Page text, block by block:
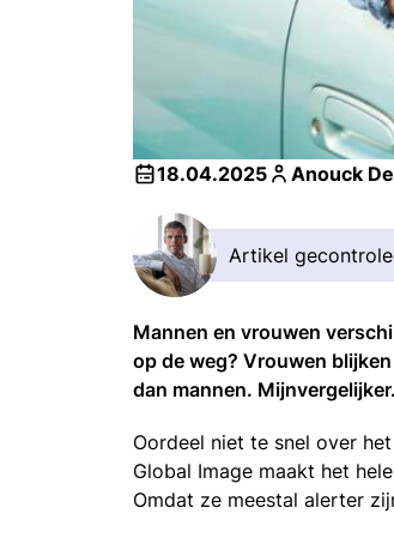
18.04.2025 Anouck
Artikel
Mannen en vrouwen
op de weg? Vrouwen
dan mannen.
Oordeel niet te snel over
Global Image maakt het
Omdat ze meestal alerter